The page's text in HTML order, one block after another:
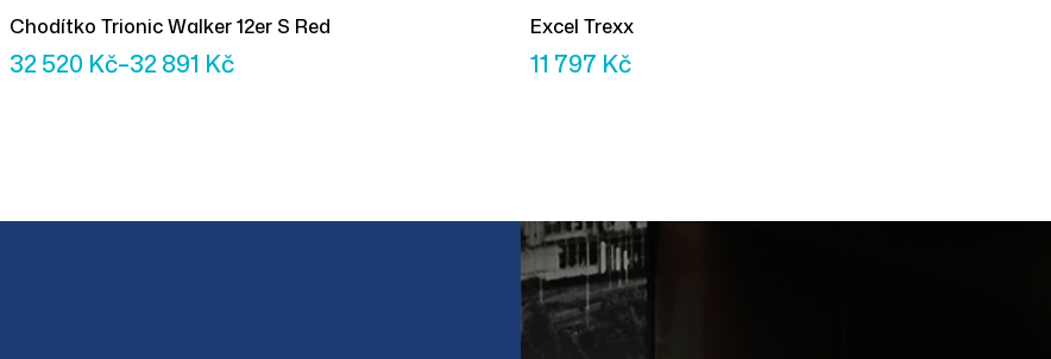
Chodítko Trionic Walker 12er S Red
32 520 Kč–32 891 Kč
Excel Trexx
11 797 Kč